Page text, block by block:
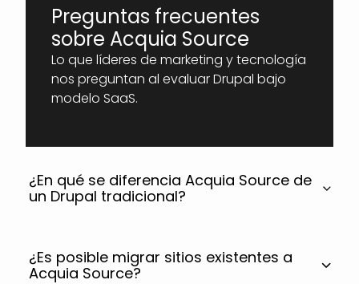
Preguntas frecuentes
sobre Acquia Source
Lo que líderes de marketing y tecnología
nos preguntan al evaluar Drupal bajo
modelo SaaS.
¿En qué se diferencia Acquia Source de
un Drupal tradicional?
¿Es posible migrar sitios existentes a
Acquia Source?